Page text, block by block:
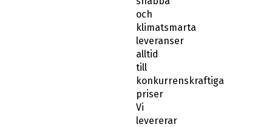
och
klimatsmarta
leveranser
alltid
till
konkurrenskraftiga
priser
Vi
levererar